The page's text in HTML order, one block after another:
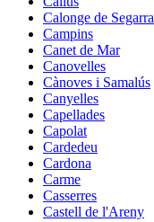
Calonge de Segarra
Campins
Canet de Mar
Canovelles
Cànoves i Samalús
Canyelles
Capellades
Capolat
Cardedeu
Cardona
Carme
Casserres
Castell de l'Areny